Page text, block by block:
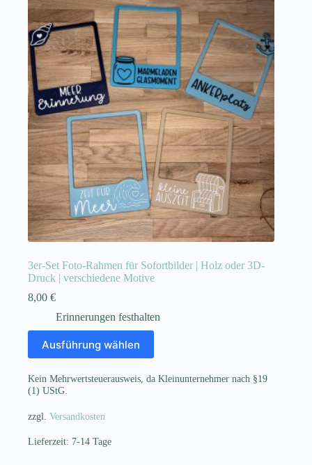
3er-Set Foto-Rahmen für Sofortbilder | Holz oder 3D-
Druck | verschiedene Motive
8,00 €
Erinnerungen festhalten
Ausführung wählen
Dieses
Produkt
weist
mehrere
Varianten
auf.
Die
Optionen
können
auf
Kein Mehrwertsteuerausweis, da Kleinunternehmer nach §19
(1) UStG.
zzgl. Versandkosten
Lieferzeit: 7-14 Tage